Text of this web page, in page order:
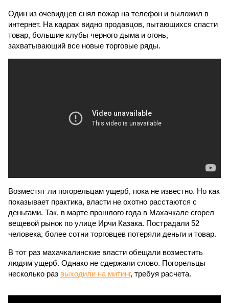
Один из очевидцев снял пожар на телефон и выложил в
интернет. На кадрах видно продавцов, пытающихся спасти
товар, большие клубы черного дыма и огонь,
захватывающий все новые торговые ряды.
Возместят ли погорельцам ущерб, пока не известно. Но как
показывает практика, власти не охотно расстаются с
деньгами. Так, в марте прошлого года в Махачкале сгорел
вещевой рынок по улице Ирчи Казака. Пострадали 52
человека, более сотни торговцев потеряли деньги и товар.
В тот раз махачкалинские власти обещали возместить
людям ущерб. Однако не сдержали слово. Погорельцы
несколько раз выходили на митинг, требуя расчета.